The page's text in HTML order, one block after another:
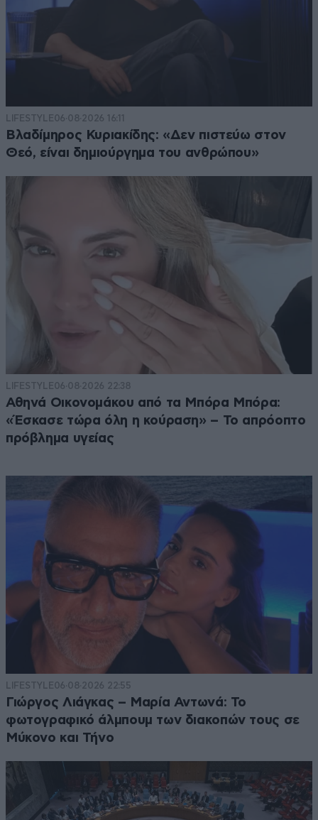
LIFESTYLE06·08·2026 16:11
Βλαδίμηρος Κυριακίδης: «Δεν πιστεύω στον
Θεό, είναι δημιούργημα του ανθρώπου»
LIFESTYLE06·08·2026 22:38
Αθηνά Οικονομάκου από τα Μπόρα Μπόρα:
«Έσκασε τώρα όλη η κούραση» – Το απρόοπτο
πρόβλημα υγείας
LIFESTYLE06·08·2026 22:55
Γιώργος Λιάγκας – Μαρία Αντωνά: Το
φωτογραφικό άλμπουμ των διακοπών τους σε
Μύκονο και Τήνο